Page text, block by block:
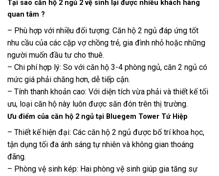
Tại sao căn hộ 2 ngủ 2 vệ sinh lại được nhiều khách hàng
quan tâm ?
– Phù hợp với nhiều đối tượng: Căn hộ 2 ngủ đáp ứng tốt
nhu cầu của các cặp vợ chồng trẻ, gia đình nhỏ hoặc những
người muốn đầu tư cho thuê.
– Chi phí hợp lý: So với căn hộ 3-4 phòng ngủ, căn 2 ngủ có
mức giá phải chăng hơn, dễ tiếp cận.
– Tính thanh khoản cao: Với diện tích vừa phải và thiết kế tối
ưu, loại căn hộ này luôn được săn đón trên thị trường.
Ưu điểm của căn hộ 2 ngủ tại Bluegem Tower Tứ Hiệp
– Thiết kế hiện đại: Các căn hộ 2 ngủ được bố trí khoa học,
tận dụng tối đa ánh sáng tự nhiên và không gian thoáng
đãng.
– Phòng vệ sinh kép: Hai phòng vệ sinh giúp gia tăng sự